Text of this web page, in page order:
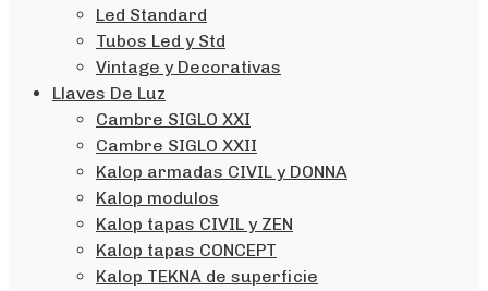
Led Standard
Tubos Led y Std
Vintage y Decorativas
Llaves De Luz
Cambre SIGLO XXI
Cambre SIGLO XXII
Kalop armadas CIVIL y DONNA
Kalop modulos
Kalop tapas CIVIL y ZEN
Kalop tapas CONCEPT
Kalop TEKNA de superficie